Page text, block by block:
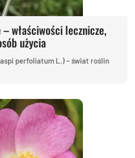
– właściwości lecznicze,
użycia
perfoliatum L.) – świat roślin